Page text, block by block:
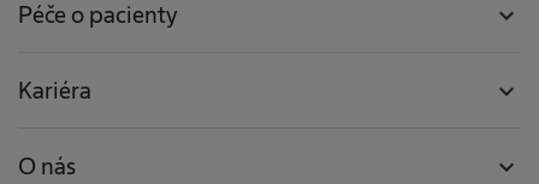
Péče o pacienty expand_more
Kariéra expand_more
O nás expand_more